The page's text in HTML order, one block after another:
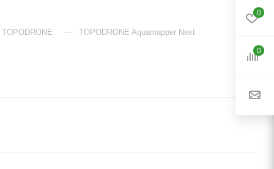
— TOPODRONE Aquamapper Next
0
0